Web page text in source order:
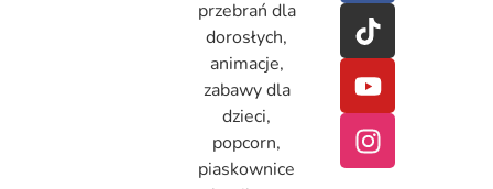
przebrań dla
dorosłych,
animacje,
zabawy dla
dzieci,
popcorn,
piaskownice